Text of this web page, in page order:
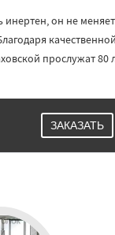
он не меняет
прослужат 80
ЗАКАЗАТЬ